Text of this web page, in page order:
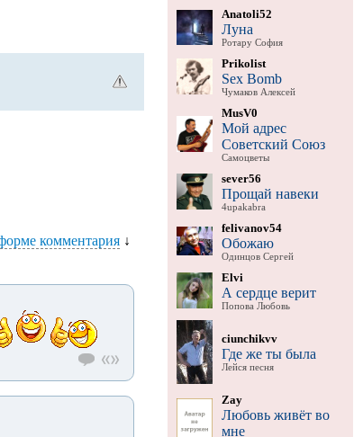
комментария↓
Anatoli52
Луна
Ротару София
Prikolist
Sex Bomb
Чумаков Алексей
MusV0
Мой адрес
Советский Союз
Самоцветы
sever56
Прощай навеки
4upakabra
felivanov54
Обожаю
Одинцов Сергей
Elvi
А сердце верит
Попова Любовь
ciunchikvv
Где же ты была
Лейся песня
Zay
Любовь живёт во
мне